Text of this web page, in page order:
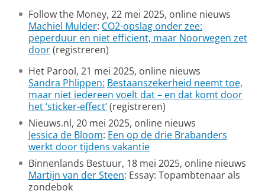
Follow the Money, 22 mei 2025, online nieuws
Machiel Mulder: CO2-opslag onder zee:
peperduur en niet efficient, maar Noorwegen zet
door(registreren)
Het Parool, 21 mei 2025, online nieuws
Sandra Phlippen: Bestaanszekerheid neemt toe,
maar niet iedereen voelt dat – en dat komt door
het ‘sticker-effect’(registreren)
Nieuws.nl, 20 mei 2025, online nieuws
Jessica de Bloom: Een op de drie Brabanders
werkt door tijdens vakantie
Binnenlands Bestuur, 18 mei 2025, online nieuws
Martijn van der Steen: Essay: Topambtenaar als
zondebok